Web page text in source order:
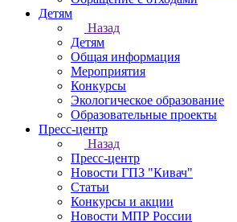
Детям
Назад
Детям
Общая информация
Мероприятия
Конкурсы
Экологическое образование
Образовательные проекты
Пресс-центр
Назад
Пресс-центр
Новости ГПЗ "Кивач"
Статьи
Конкурсы и акции
Новости МПР России